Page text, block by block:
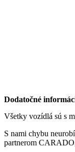
Dodatočné
Všetky vozídlá sú s
S nami chybu
partnerom